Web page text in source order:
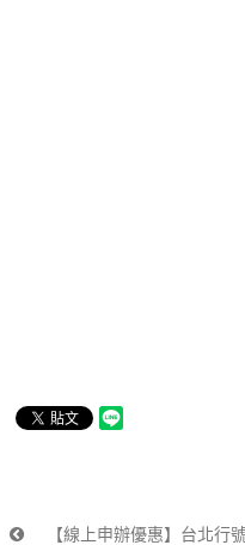
【線上申辦優惠】台北行